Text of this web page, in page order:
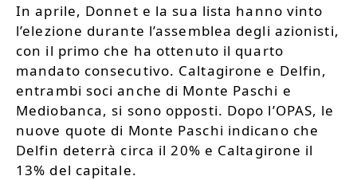
In aprile, Donnet e la sua lista hanno vinto
l’elezione durante l’assemblea degli azionisti,
con il primo che ha ottenuto il quarto
mandato consecutivo. Caltagirone e Delfin,
entrambi soci anche di Monte Paschi e
Mediobanca, si sono opposti. Dopo l’OPAS, le
nuove quote di Monte Paschi indicano che
Delfin deterrà circa il 20% e Caltagirone il
13% del capitale.